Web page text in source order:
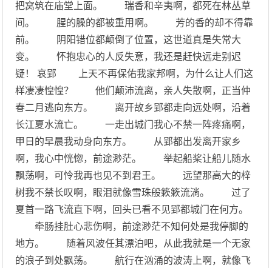
把窝筑在庙堂上面。 瑞香和辛夷啊，都死在林丛草
间。 腥的臊的都被重用啊。 芳的香的却不得靠
前。 阴阳错位都颠倒了位置，这世道真是失常大
变。 怀抱忠心的人反失意，我还是赶快远走别迟
疑！ 哀郢 上天不再保佑我家邦啊，为什么让人们这
样凄凄惶惶？ 他们颠沛流离，亲人失散啊，正当仲
春二月逃向东方。 离开故乡郢都走向远处啊，沿着
长江夏水流亡。 一走出城门我心不禁一阵疼痛啊，
甲日的早晨我动身向东方。 从郢都出发离开家乡
啊，我心中恍惚，前途渺茫。 举起船桨让船儿随水
飘荡啊，可怜我再也见不到君王。 远望那高大的梓
树我不禁长叹啊，眼泪就像雪珠般簌簌流淌。 过了
夏首一路飞流直下啊，回头已看不见郢都城门在何方。
牵肠挂肚心悲伤啊，前途渺茫不知何处是我停脚的
地方。 随着风波任其漂泊吧，从此我就是一个无家
的浪子到处飘荡。 航行在汹涌的波涛上啊，就像飞